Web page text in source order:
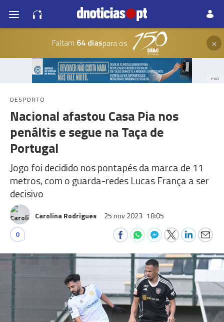
Faltam 64 diaspara os ×
PUB
DESPORTO
Nacional afastou Casa Pia nos
penáltis e segue na Taça de
Portugal
Jogo foi decidido nos pontapés da marca de 11
metros, com o guarda-redes Lucas França a ser
decisivo
Carolina Rodrigues 25 nov 2023 18:05
0